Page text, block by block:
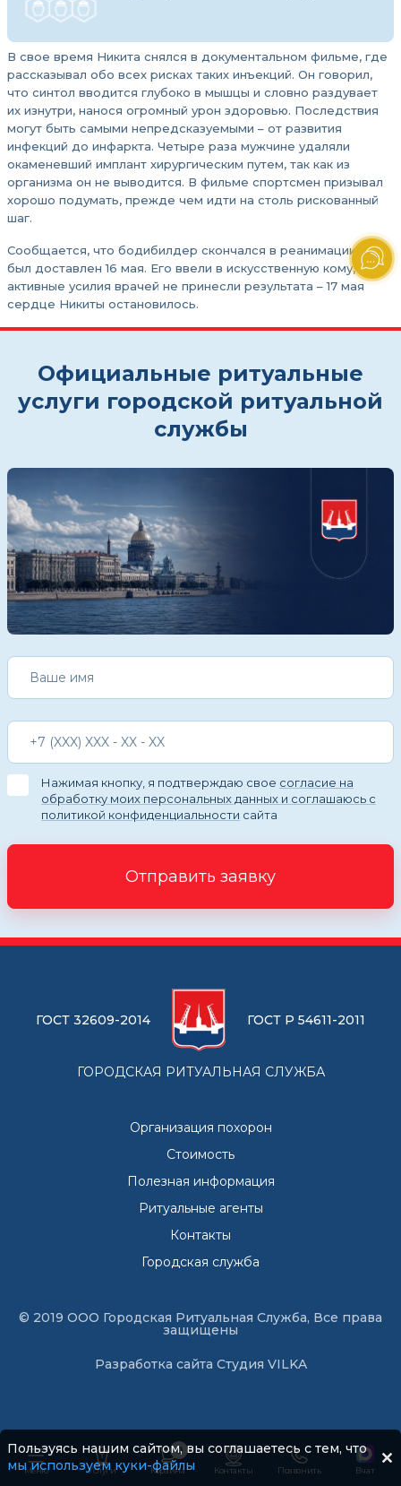
В свое время Никита снялся в документальном фильме, где
рассказывал обо всех рисках таких инъекций. Он говорил,
что синтол вводится глубоко в мышцы и словно раздувает
их изнутри, нанося огромный урон здоровью. Последствия
могут быть самыми непредсказуемыми – от развития
инфекций до инфаркта. Четыре раза мужчине удаляли
окаменевший имплант хирургическим путем, так как из
организма он не выводится. В фильме спортсмен призывал
хорошо подумать, прежде чем идти на столь рискованный
шаг.
Сообщается, что бодибилдер скончался в реанимации, куда
был доставлен 16 мая. Его ввели в искусственную кому, но
активные усилия врачей не принесли результата – 17 мая
сердце Никиты остановилось.
Официальные ритуальные
услуги городской ритуальной
службы
Нажимая кнопку, я подтверждаю свое согласие на
обработку моих персональных данных и соглашаюсь с
политикой конфиденциальности сайта
Отправить заявку
ГОСТ 32609-2014 ГОСТ Р 54611-2011
ГОРОДСКАЯ РИТУАЛЬНАЯ СЛУЖБА
Организация похорон
Стоимость
Полезная информация
Ритуальные агенты
Контакты
Городская служба
© 2019 ООО Городская Ритуальная Служба, Все права
защищены
Разработка сайта Студия VILKA
Меню Услуги
0
Корзина Контакты Позвонить В чат
Пользуясь нашим сайтом, вы соглашаетесь с тем, что
мы используем куки-файлы